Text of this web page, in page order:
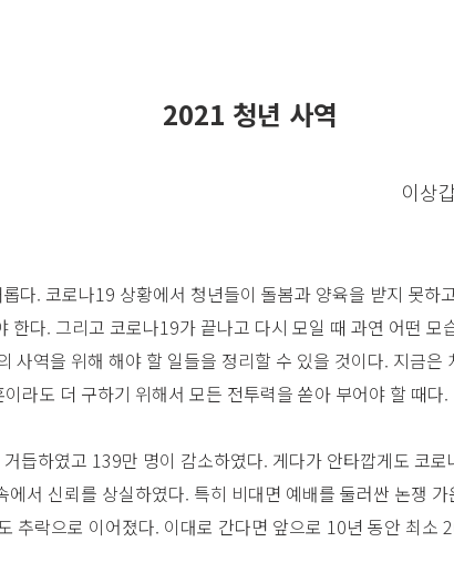
2021 청년 사역
이상
다. 코로나19 상황에서 청년들이 돌봄과 양육을 받지 못하
한다. 그리고 코로나19가 끝나고 다시 모일 때 과연 어떤 모
사역을 위해 해야 할 일들을 정리할 수 있을 것이다. 지금은
라도 더 구하기 위해서 모든 전투력을 쏟아 부어야 할 때다.
듭하였고 139만 명이 감소하였다. 게다가 안타깝게도 코
에서 신뢰를 상실하였다. 특히 비대면 예배를 둘러싼 논쟁
추락으로 이어졌다. 이대로 간다면 앞으로 10년 동안 최소